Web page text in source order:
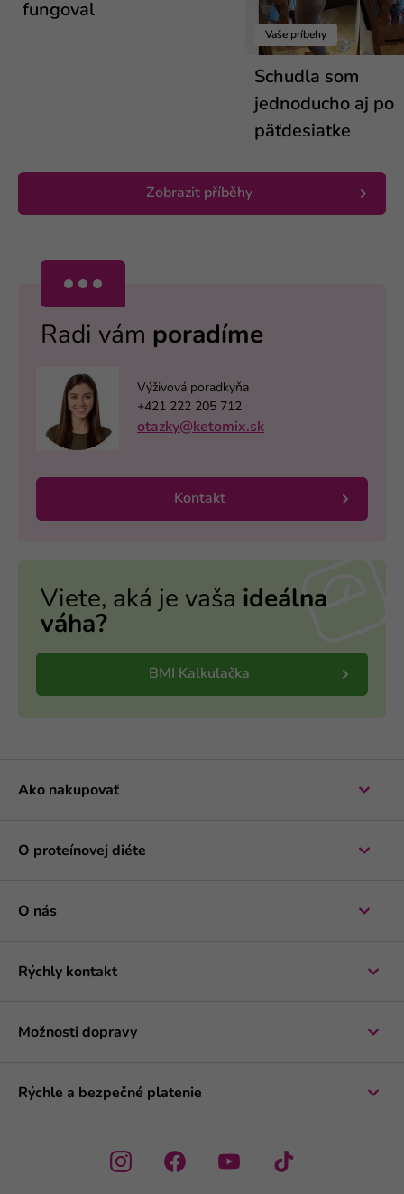
fungoval
Vaše príbehy
Schudla som
jednoducho aj po
päťdesiatke
Zobrazit příběhy
Radi vám poradíme
Výživová poradkyňa
+421 222 205 712
otazky@ketomix.sk
Kontakt
Viete, aká je vaša ideálna
váha?
BMI Kalkulačka
Ako nakupovať
O proteínovej diéte
O nás
Rýchly kontakt
Možnosti dopravy
Rýchle a bezpečné platenie